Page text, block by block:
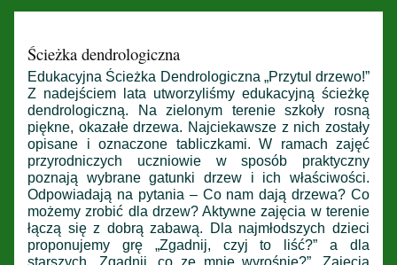
Ścieżka dendrologiczna
Edukacyjna Ścieżka Dendrologiczna „Przytul drzewo!”
Z nadejściem lata utworzyliśmy edukacyjną ścieżkę
dendrologiczną. Na zielonym terenie szkoły rosną
piękne, okazałe drzewa. Najciekawsze z nich zostały
opisane i oznaczone tabliczkami. W ramach zajęć
przyrodniczych uczniowie w sposób praktyczny
poznają wybrane gatunki drzew i ich właściwości.
Odpowiadają na pytania – Co nam dają drzewa? Co
możemy zrobić dla drzew? Aktywne zajęcia w terenie
łączą się z dobrą zabawą. Dla najmłodszych dzieci
proponujemy grę „Zgadnij, czyj to liść?” a dla
starszych „Zgadnij, co ze mnie wyrośnie?”. Zajęcia